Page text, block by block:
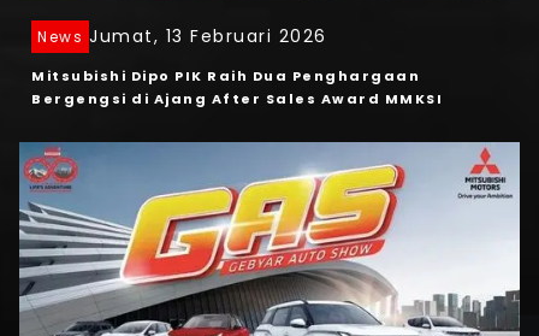
News Jumat, 13 Februari 2026
Mitsubishi Dipo PIK Raih Dua Penghargaan
Bergengsi di Ajang After Sales Award MMKSI